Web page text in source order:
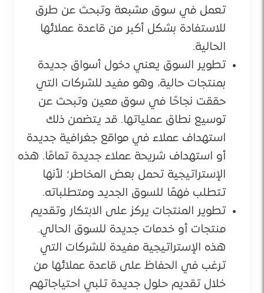
تعمل في سوق مشبعة وتبحث عن طرق
للاستفادة بشكل أكبر من قاعدة عملائها
الحالية.
تطوير السوق يعني دخول أسواق جديدة
بمنتجات حالية، وهو مفيد للشركات التي
حققت نجاحًا في سوق معين وتبحث عن
توسيع نطاق عملياتها. قد يتضمن ذلك
استهداف عملاء في مواقع جغرافية جديدة
أو استهداف شريحة عملاء جديدة تمامًا. هذه
الإستراتيجية تحمل بعض المخاطر؛ لأنها
تتطلب فهمًا للسوق الجديد ومتطلباته.
تطوير المنتجات يركز على الابتكار وتقديم
منتجات أو خدمات جديدة للسوق الحالي.
هذه الإستراتيجية مفيدة للشركات التي
ترغب في الحفاظ على قاعدة عملائها من
خلال تقديم حلول جديدة تلبي احتياجاتهم